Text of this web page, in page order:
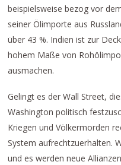
beispielsweise bezog vor
seiner Ölimporte aus
über 43 %. Indien ist zur
hohem Maße von
ausmachen.
Gelingt es der Wall Street,
Washington politisch
Kriegen und Völkermorden
System aufrechtzuerhalten.
und es werden neue